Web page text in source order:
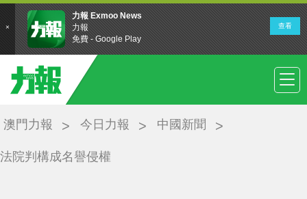
澳門力報 今日力報 中國新聞
法院判構成名譽侵權